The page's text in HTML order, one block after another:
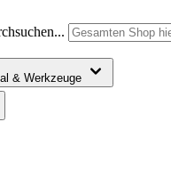
& Werkzeuge